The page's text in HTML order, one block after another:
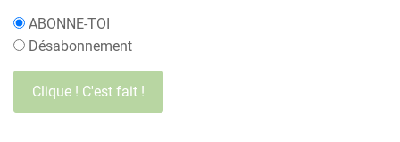
ABONNE-TOI
Désabonnement